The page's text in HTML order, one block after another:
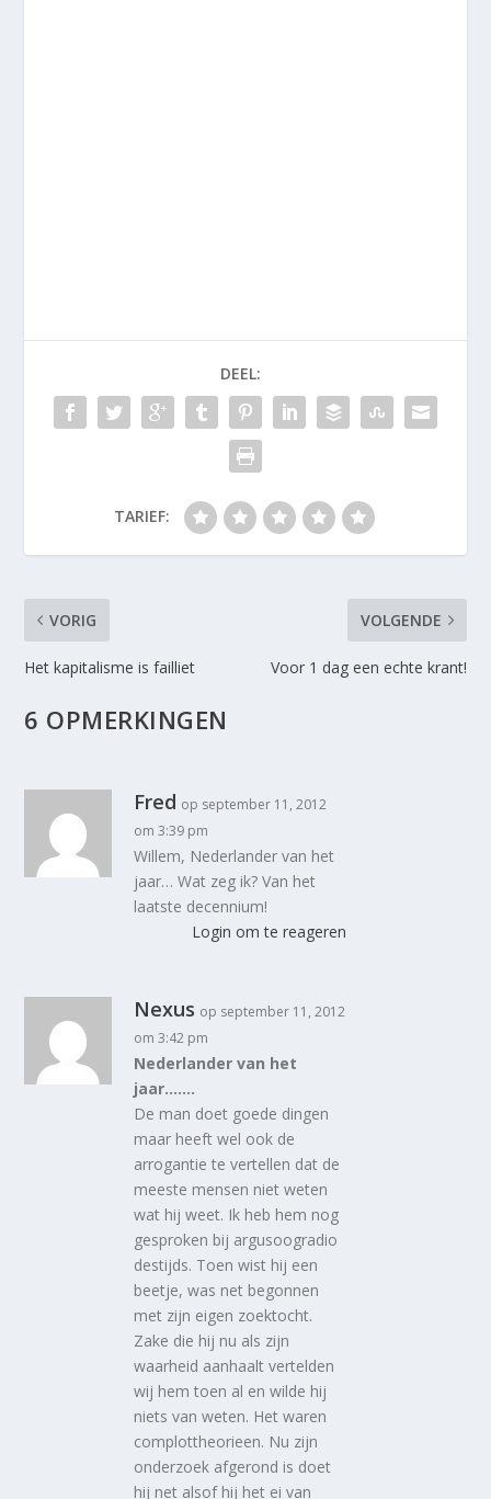
DEEL:
TARIEF:
VORIG
Het kapitalisme is failliet
VOLGENDE
Voor 1 dag een echte krant!
6 OPMERKINGEN
Fred op september 11, 2012
om 3:39 pm
Willem, Nederlander van het
jaar… Wat zeg ik? Van het
laatste decennium!
Login om te reageren
Nexus op september 11, 2012
om 3:42 pm
Nederlander van het
jaar…….
De man doet goede dingen
maar heeft wel ook de
arrogantie te vertellen dat de
meeste mensen niet weten
wat hij weet. Ik heb hem nog
gesproken bij argusoogradio
destijds. Toen wist hij een
beetje, was net begonnen
met zijn eigen zoektocht.
Zake die hij nu als zijn
waarheid aanhaalt vertelden
wij hem toen al en wilde hij
niets van weten. Het waren
complottheorieen. Nu zijn
onderzoek afgerond is doet
hij net alsof hij het ei van